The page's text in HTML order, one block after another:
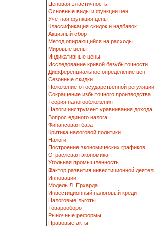
Ценовая эластичность
Основные виды и функции цен
Учетная функция цены
Классификация скидок и надбавок
Акцизный сбор
Метод опирающийся на расходы
Мировые цены
Индикативные цены
Исследование кривой безубыточности
Дифференциальное определение цен
Сезонные скидки
Положение о государственной регуляции
Сокращение избыточного производства
Теория налогообложения
Налоги инструмент уравнивания дохода
Вопрос единого налога
Финансовая база
Критика налоговой политики
Налоги
Построение экономических графиков
Отраслевая экономика
Угольная промышленность
Фактор развития инвестиционной
Инновации
Модель Л. Ерхарда
Инвестиционный налоговый кредит
Налоговые льготы
Товарооборот
Рыночные реформы
Правовые акты